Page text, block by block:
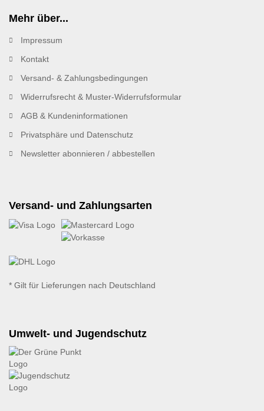
Mehr über...
Impressum
Kontakt
Versand- & Zahlungsbedingungen
Widerrufsrecht & Muster-Widerrufsformular
AGB & Kundeninformationen
Privatsphäre und Datenschutz
Newsletter abonnieren / abbestellen
Versand- und Zahlungsarten
* Gilt für Lieferungen nach Deutschland
Umwelt- und Jugendschutz